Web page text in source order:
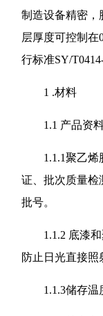
制造设备精密，
层厚度可控制在
行标准SY/T0414-
1 .材料
1.1 产品资料
1.1.1聚乙烯
证、批次质量检
批号。
1.1.2 底漆和
防止日光直接照
1.1.3储存温